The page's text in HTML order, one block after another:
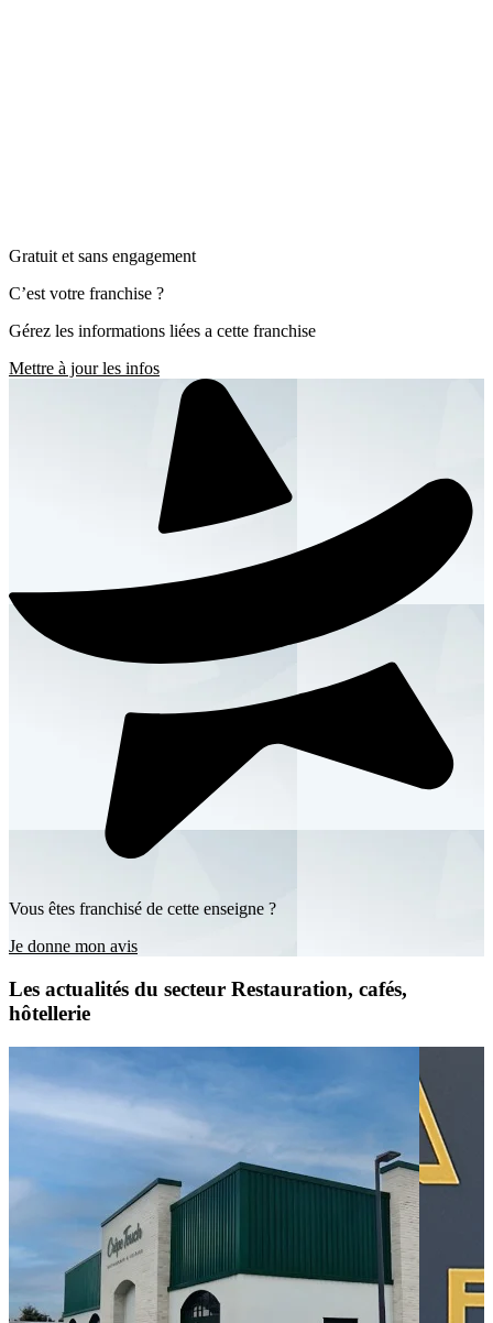
Gratuit et sans engagement
C’est votre franchise ?
Gérez les informations liées a cette franchise
Mettre à jour les infos
Vous êtes franchisé de cette enseigne ?
Je donne mon avis
Les actualités du secteur Restauration, cafés,
hôtellerie